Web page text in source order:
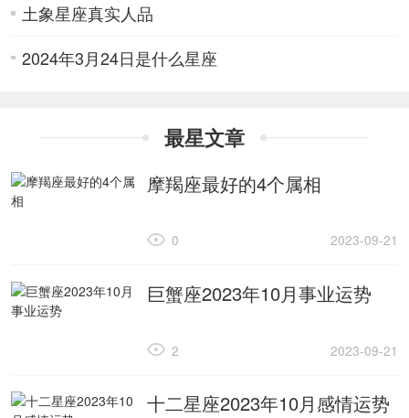
土象星座真实人品
2024年3月24日是什么星座
最星文章
摩羯座最好的4个属相
2023-09-21
0
巨蟹座2023年10月事业运势
2023-09-21
2
十二星座2023年10月感情运势